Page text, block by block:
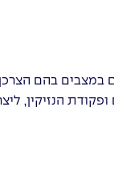
במצבים בהם
הנזיקין,